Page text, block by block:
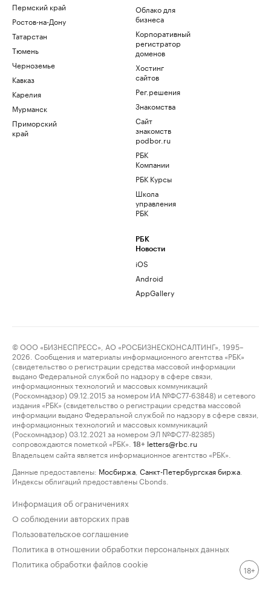
Пермский край
Ростов-на-Дону
Татарстан
Тюмень
Черноземье
Кавказ
Карелия
Мурманск
Приморский
край
Облако для
бизнеса
Корпоративный
регистратор
доменов
Хостинг
сайтов
Рег.решения
Знакомства
Сайт
знакомств
podbor.ru
РБК
Компании
РБК Курсы
Школа
управления
РБК
РБК
Новости
iOS
Android
AppGallery
© ООО «БИЗНЕСПРЕСС», АО «РОСБИЗНЕСКОНСАЛТИНГ», 1995–
2026. Сообщения и материалы информационного агентства «РБК»
(свидетельство о регистрации средства массовой информации
выдано Федеральной службой по надзору в сфере связи,
информационных технологий и массовых коммуникаций
(Роскомнадзор) 09.12.2015 за номером ИА №ФС77-63848) и сетевого
издания «РБК» (свидетельство о регистрации средства массовой
информации выдано Федеральной службой по надзору в сфере связи,
информационных технологий и массовых коммуникаций
(Роскомнадзор) 03.12.2021 за номером ЭЛ №ФС77-82385)
сопровождаются пометкой «РБК».
18+ letters@rbc.ru
Владельцем сайта является информационное агентство «РБК».
Данные предоставлены: Мосбиржа Санкт-Петербургская биржа
Индексы облигаций предоставлены Cbonds.
Информация об ограничениях
О соблюдении авторских прав
Пользовательское соглашение
Политика в отношении обработки персональных данных
Политика обработки файлов cookie
18+